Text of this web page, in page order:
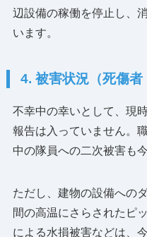
辺設備の稼働を停止し、
います。
4. 被害状況（死傷者
不幸中の幸いとして、現
報告は入っていません。
中の隊員への二次被害も
ただし、建物の設備への
間の高温にさらされたピ
による水損被害などは、